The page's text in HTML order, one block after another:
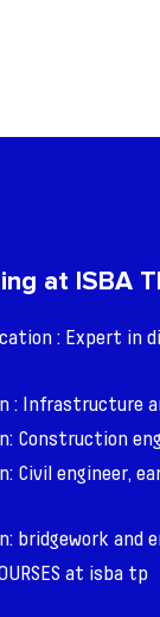
at ISBA
: Expert in
: Infrastructure
Construction
Civil engineer,
bridgework and
at isba tp